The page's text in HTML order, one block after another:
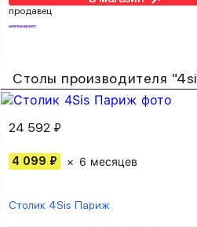
продавец
Столы производителя
24 592 ₽
4 099 ₽ 6 месяцев
Столик 4Sis Париж